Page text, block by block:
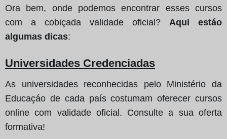
Ora bem, onde podemos encontrar esses cursos
com a cobiçada validade oficial? Aqui estáo
algumas dicas:
Universidades Credenciadas
As universidades reconhecidas pelo Ministério da
Educaçáo de cada país costumam oferecer cursos
online com validade oficial. Consulte a sua oferta
formativa!